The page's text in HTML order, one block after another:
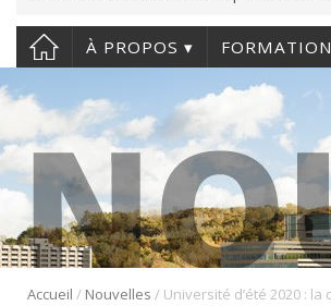
À PROPOS FORMATION
Accueil / Nouvelles /